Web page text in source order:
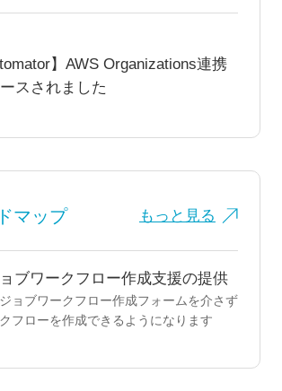
】AWS Organizations連携
スされました
マップ もっと見る
ブワークフロー作成支援の提供
ョブワークフロー作成フォームを介さず
フローを作成できるようになります